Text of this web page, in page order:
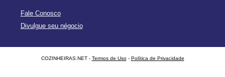
Fale Conosco
Divulgue seu négocio
COZINHEIRAS.NET - Termos de Uso- Política de Privacidade